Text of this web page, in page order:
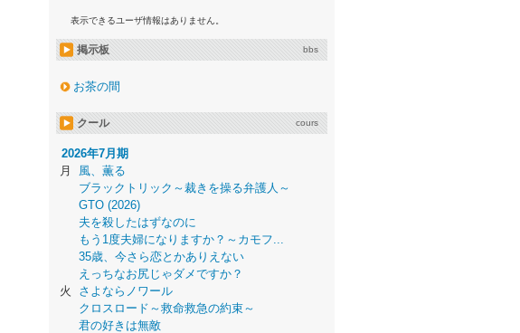
表示できるユーザ情報はありません。
掲示板 bbs
お茶の間
クール cours
2026年7月期
月
風、薫る
ブラックトリック～裁きを操る弁護人～
GTO (2026)
夫を殺したはずなのに
もう1度夫婦になりますか？～カモフ...
35歳、今さら恋とかありえない
えっちなお尻じゃダメですか？
火
さよならノワール
クロスロード～救命救急の約束～
君の好きは無敵